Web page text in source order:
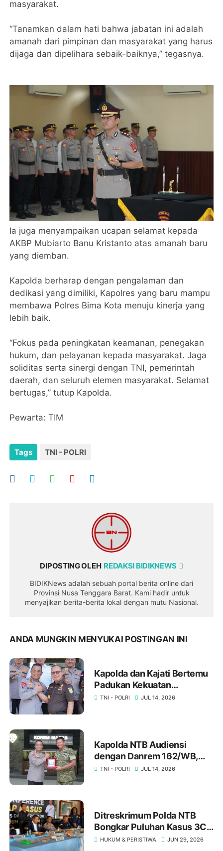
masyarakat.
‎“Tanamkan dalam hati bahwa jabatan ini adalah
amanah dari pimpinan dan masyarakat yang harus
dijaga dan dipelihara sebaik-baiknya,” tegasnya.
Ia juga menyampaikan ucapan selamat kepada
AKBP Mubiarto Banu Kristanto atas amanah baru
yang diemban.
Kapolda berharap dengan pengalaman dan
dedikasi yang dimiliki, Kapolres yang baru mampu
membawa Polres Bima Kota menuju kinerja yang
lebih baik.
‎“Fokus pada peningkatan keamanan, penegakan
hukum, dan pelayanan kepada masyarakat. Jaga
soliditas serta sinergi dengan TNI, pemerintah
daerah, dan seluruh elemen masyarakat. Selamat
bertugas,” tutup Kapolda.
‎Pewarta: TIM
Tags TNI - POLRI
DIPOSTING OLEH REDAKSI BIDIKNEWS
BIDIKNews adalah sebuah portal berita online dari
Provinsi Nusa Tenggara Barat. Kami hadir untuk
menyajikan berita-berita lokal dengan mutu Nasional.
ANDA MUNGKIN MENYUKAI POSTINGAN INI
Kapolda dan Kajati Bertemu
Padukan Kekuatan
Penegakkan Hukum
TNI - POLRI JUL 14, 2026
‎Kapolda NTB Audiensi
dengan Danrem 162/WB,
Bahas Stabilitas Keamanan
TNI - POLRI JUL 14, 2026
Ditreskrimum Polda NTB
Bongkar Puluhan Kasus 3C,
Ratusan Orang Jadi
HUKUM & PERISTIWA JUN 29, 2026